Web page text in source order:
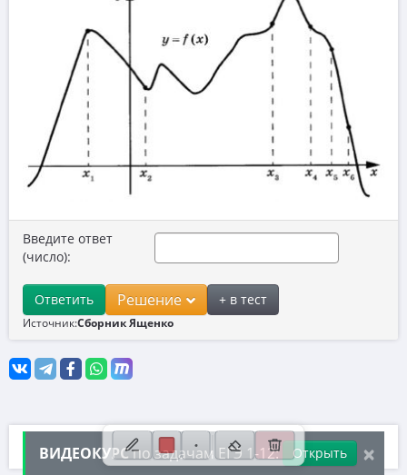
9. Задачи прикладного содержания
10. Текстовые задачи
11. Графики функций
12. Исследование функций
13. Сложные уравнения
14. Стереометрия
15. Неравенства
16. Экономические задачи
17. Планиметрия
19. Числа и их свойства
Введите ответ
(число):
Ответить Решение + в тест
Источник:Сборник Ященко
2026 ©, ИП Иванов Дмитрий Михайлович ×
ВИДЕОКУРСпо задачам ЕГЭ 1-12: Открыть